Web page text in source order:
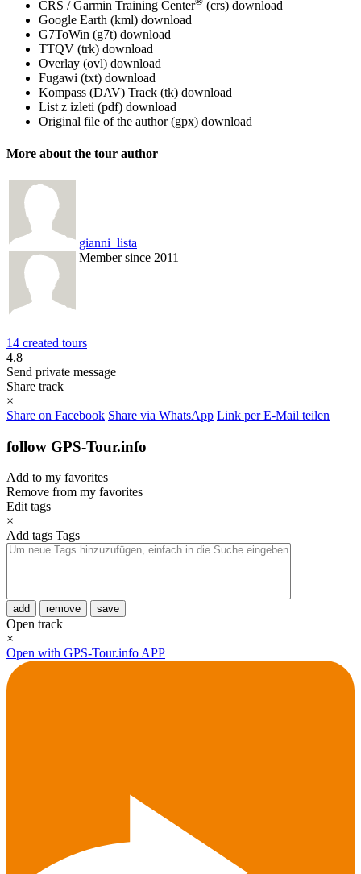
CRS / Garmin Training Center (crs) download
Google Earth (kml) download
G7ToWin (g7t) download
TTQV (trk) download
Overlay (ovl) download
Fugawi (txt) download
Kompass (DAV) Track (tk) download
List z izleti (pdf) download
Original file of the author (gpx) download
More about the tour author
gianni_lista
Member since 2011
14 created tours
4.8
Send private message
Share track
×
Share on Facebook Share via WhatsApp Link per E-Mail teilen
follow GPS-Tour.info
Add to my favorites
Remove from my favorites
Edit tags
×
Add tags Tags
add remove save
Open track
×
Open with GPS-Tour.info APP